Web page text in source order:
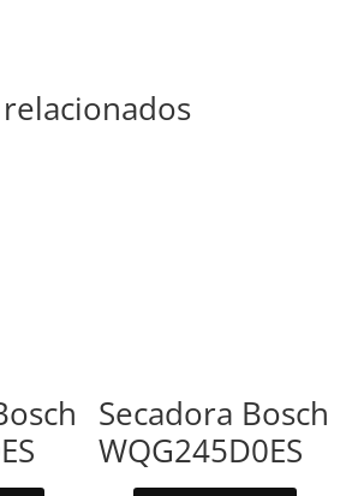
Secadora Bosch
WQG245D0ES